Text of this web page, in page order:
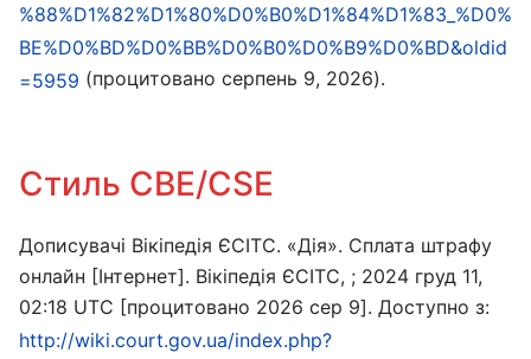
%88%D1%82%D1%80%D0%B0%D1%84%D1%83_%D0%
BE%D0%BD%D0%BB%D0%B0%D0%B9%D0%BD&oldid
=5959 (процитовано серпень 9, 2026).
Стиль CBE/CSE
Дописувачі Вікіпедія ЄСІТС. «Дія». Сплата штрафу
онлайн [Інтернет]. Вікіпедія ЄСІТС, ; 2024 груд 11,
02:18 UTC [процитовано 2026 сер 9]. Доступно з:
http://wiki.court.gov.ua/index.php?